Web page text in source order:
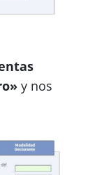
y nos